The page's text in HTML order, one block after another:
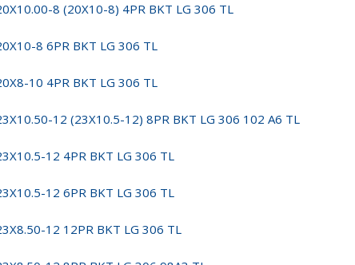
8 (20X10-8) 4PR BKT LG 306 TL
8 6PR BKT LG 306 TL
10 4PR BKT LG 306 TL
12 (23X10.5-12) 8PR BKT LG 306 102 A6 TL
12 4PR BKT LG 306 TL
12 6PR BKT LG 306 TL
12 12PR BKT LG 306 TL